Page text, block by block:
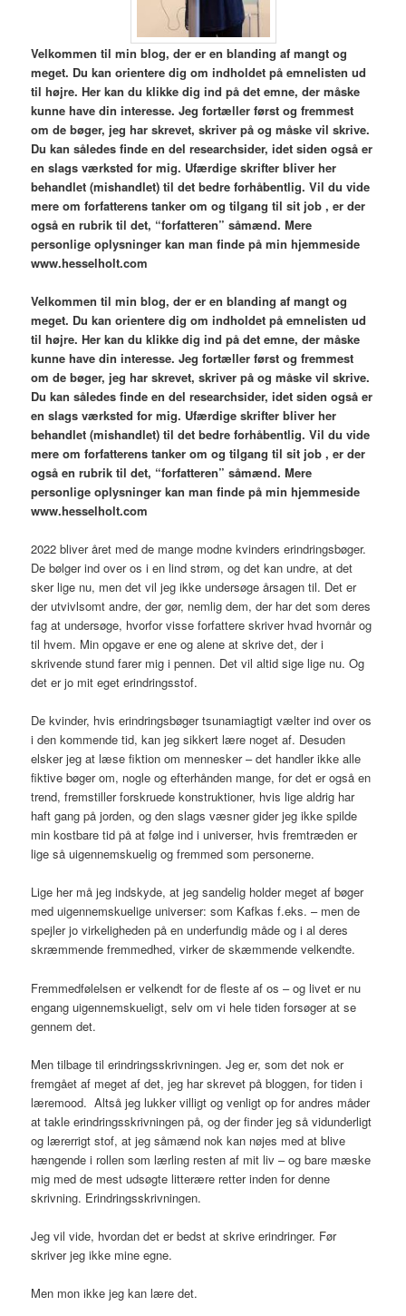
Velkommen til min blog, der er en blanding af mangt og
meget. Du kan orientere dig om indholdet på emnelisten ud
til højre. Her kan du klikke dig ind på det emne, der måske
kunne have din interesse. Jeg fortæller først og fremmest
om de bøger, jeg har skrevet, skriver på og måske vil skrive.
Du kan således finde en del researchsider, idet siden også er
en slags værksted for mig. Ufærdige skrifter bliver her
behandlet (mishandlet) til det bedre forhåbentlig. Vil du vide
mere om forfatterens tanker om og tilgang til sit job , er der
også en rubrik til det, “forfatteren” såmænd. Mere
personlige oplysninger kan man finde på min hjemmeside
www.hesselholt.com
Velkommen til min blog, der er en blanding af mangt og
meget. Du kan orientere dig om indholdet på emnelisten ud
til højre. Her kan du klikke dig ind på det emne, der måske
kunne have din interesse. Jeg fortæller først og fremmest
om de bøger, jeg har skrevet, skriver på og måske vil skrive.
Du kan således finde en del researchsider, idet siden også er
en slags værksted for mig. Ufærdige skrifter bliver her
behandlet (mishandlet) til det bedre forhåbentlig. Vil du vide
mere om forfatterens tanker om og tilgang til sit job , er der
også en rubrik til det, “forfatteren” såmænd. Mere
personlige oplysninger kan man finde på min hjemmeside
www.hesselholt.com
2022 bliver året med de mange modne kvinders erindringsbøger.
De bølger ind over os i en lind strøm, og det kan undre, at det
sker lige nu, men det vil jeg ikke undersøge årsagen til. Det er
der utvivlsomt andre, der gør, nemlig dem, der har det som deres
fag at undersøge, hvorfor visse forfattere skriver hvad hvornår og
til hvem. Min opgave er ene og alene at skrive det, der i
skrivende stund farer mig i pennen. Det vil altid sige lige nu. Og
det er jo mit eget erindringsstof.
De kvinder, hvis erindringsbøger tsunamiagtigt vælter ind over os
i den kommende tid, kan jeg sikkert lære noget af. Desuden
elsker jeg at læse fiktion om mennesker – det handler ikke alle
fiktive bøger om, nogle og efterhånden mange, for det er også en
trend, fremstiller forskruede konstruktioner, hvis lige aldrig har
haft gang på jorden, og den slags væsner gider jeg ikke spilde
min kostbare tid på at følge ind i universer, hvis fremtræden er
lige så uigennemskuelig og fremmed som personerne.
Lige her må jeg indskyde, at jeg sandelig holder meget af bøger
med uigennemskuelige universer: som Kafkas f.eks. – men de
spejler jo virkeligheden på en underfundig måde og i al deres
skræmmende fremmedhed, virker de skæmmende velkendte.
Fremmedfølelsen er velkendt for de fleste af os – og livet er nu
engang uigennemskueligt, selv om vi hele tiden forsøger at se
gennem det.
Men tilbage til erindringsskrivningen. Jeg er, som det nok er
fremgået af meget af det, jeg har skrevet på bloggen, for tiden i
læremood. Altså jeg lukker villigt og venligt op for andres måder
at takle erindringsskrivningen på, og der finder jeg så vidunderligt
og lærerrigt stof, at jeg såmænd nok kan nøjes med at blive
hængende i rollen som lærling resten af mit liv – og bare mæske
mig med de mest udsøgte litterære retter inden for denne
skrivning. Erindringsskrivningen.
Jeg vil vide, hvordan det er bedst at skrive erindringer. Før
skriver jeg ikke mine egne.
Men mon ikke jeg kan lære det.